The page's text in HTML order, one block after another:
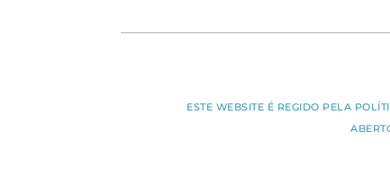
ESTE WEBSITE É REGIDO PELA